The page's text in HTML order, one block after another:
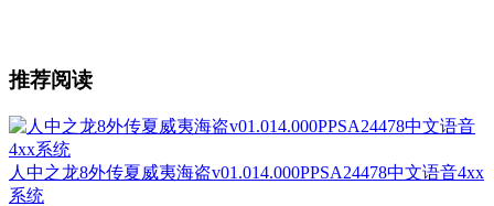
推荐阅读
人中之龙8外传夏威夷海盗v01.014.000PPSA24478中文语音4xx
系统